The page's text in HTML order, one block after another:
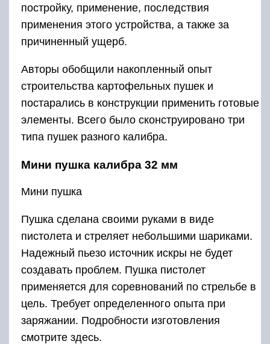
постройку, применение, последствия
применения этого устройства, а также за
причиненный ущерб.
Авторы обобщили накопленный опыт
строительства картофельных пушек и
постарались в конструкции применить готовые
элементы. Всего было сконструировано три
типа пушек разного калибра.
Мини пушка калибра 32 мм
Мини пушка
Пушка сделана своими руками в виде
пистолета и стреляет небольшими шариками.
Надежный пьезо источник искры не будет
создавать проблем. Пушка пистолет
применяется для соревнований по стрельбе в
цель. Требует определенного опыта при
заряжании. Подробности изготовления
смотрите здесь.